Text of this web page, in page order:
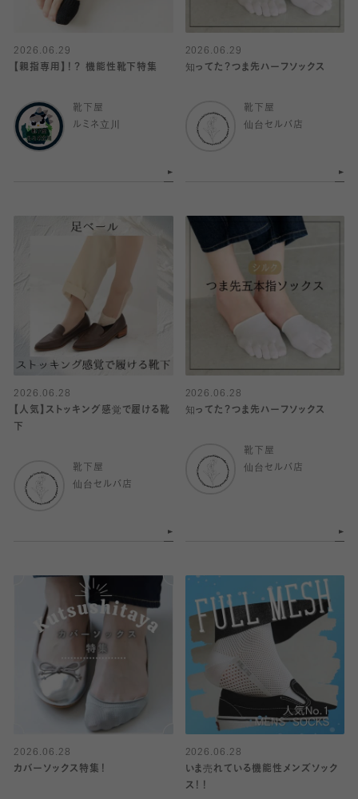
2026.06.29
【親指専用】！？ 機能性靴下特集
靴下屋
ルミネ立川
2026.06.29
知ってた？つま先ハーフソックス
靴下屋
仙台セルバ店
2026.06.28
【人気】ストッキング感覚で履ける靴
下
靴下屋
仙台セルバ店
2026.06.28
知ってた？つま先ハーフソックス
靴下屋
仙台セルバ店
2026.06.28
カバーソックス特集！
2026.06.28
いま売れている機能性メンズソック
ス！！